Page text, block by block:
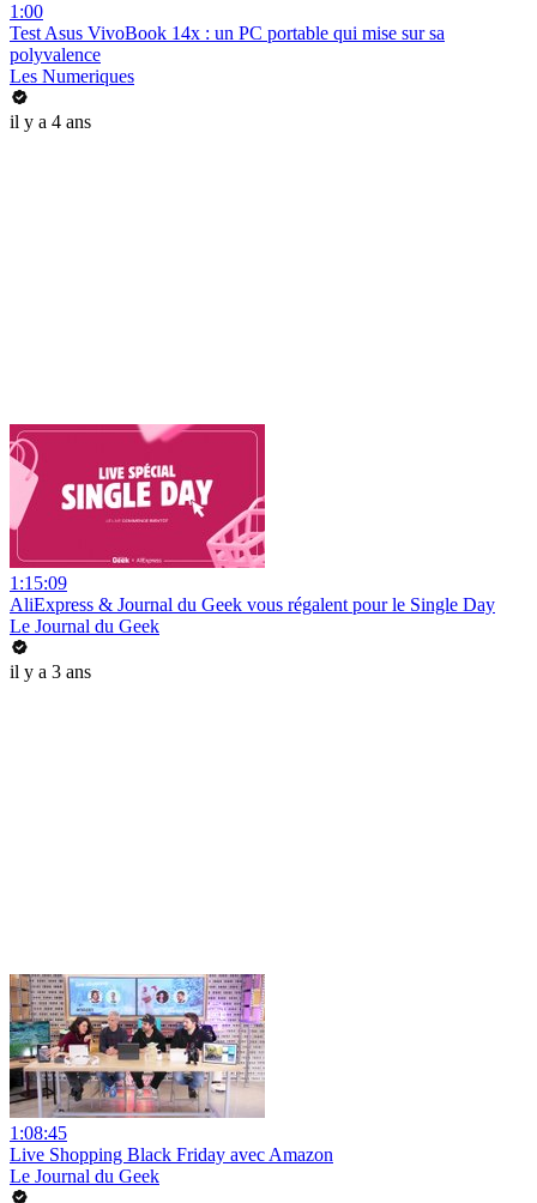
1:00
Test Asus VivoBook 14x : un PC portable qui mise sur sa
polyvalence
Les Numeriques
il y a 4 ans
1:15:09
AliExpress & Journal du Geek vous régalent pour le Single Day
Le Journal du Geek
il y a 3 ans
1:08:45
Live Shopping Black Friday avec Amazon
Le Journal du Geek